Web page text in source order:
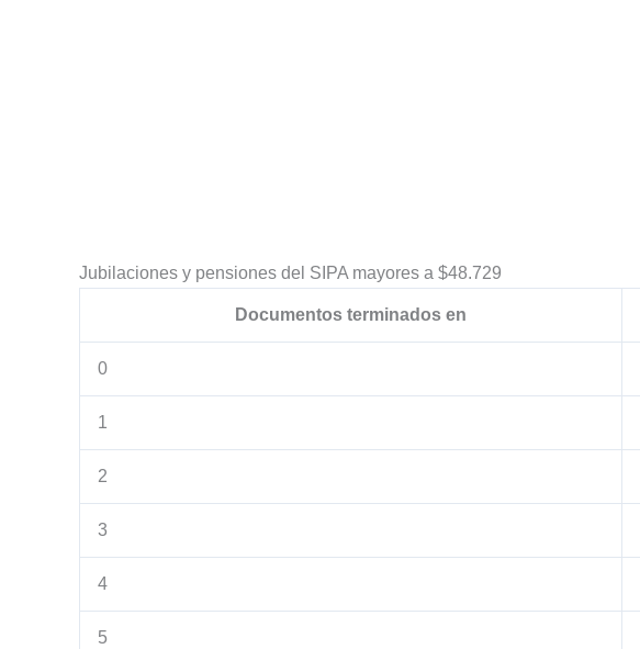
Jubilaciones y pensiones del SIPA mayores a $48.729
Documentos terminados en
0
1
2
3
4
5